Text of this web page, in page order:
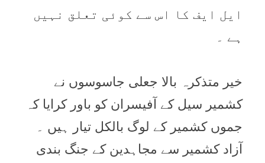
ایل ایف کا اس سے کوئی تعلق نہیں
ہے ۔
خیر متذکرہ بالا جعلی جاسوسوں نے
کشمیر سیل کے آفیسران کو باور کرایا کہ
جموں کشمیر کے لوگ بالکل تیار ہیں ۔
آزاد کشمیر سے مجاہدین کے جنگ بندی